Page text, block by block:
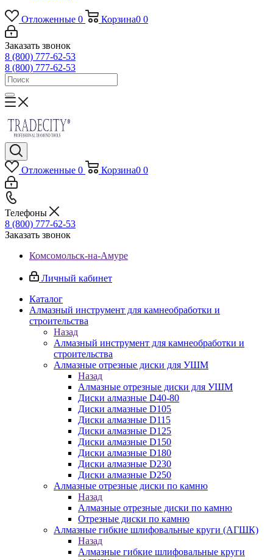
Отложенные 0 Корзина0 0
Заказать звонок
8 (800) 777-62-53
8 (800) 777-62-53
Отложенные 0 Корзина0 0
Телефоны
8 (800) 777-62-53
Заказать звонок
Комсомольск-на-Амуре
Личный кабинет
Каталог
Алмазный инструмент для камнеобработки и
строительства
Назад
Алмазный инструмент для камнеобработки и
строительства
Алмазные отрезные диски для УШМ
Назад
Алмазные отрезные диски для УШМ
Диски алмазные D40-80
Диски алмазные D105
Диски алмазные D115
Диски алмазные D125
Диски алмазные D150
Диски алмазные D180
Диски алмазные D230
Диски алмазные D250
Алмазные отрезные диски по камню
Назад
Алмазные отрезные диски по камню
Отрезные диски по камню
Алмазные гибкие шлифовальные круги (АГШК)
Назад
Алмазные гибкие шлифовальные круги